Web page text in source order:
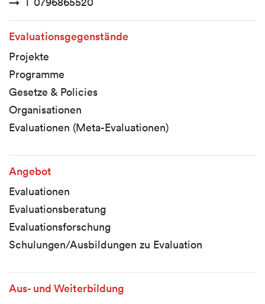
Evaluationsgegenstände
Projekte
Programme
Gesetze & Policies
Organisationen
Evaluationen (Meta-Evaluationen)
Angebot
Evaluationen
Evaluationsberatung
Evaluationsforschung
Schulungen/Ausbildungen zu Evaluation
Aus- und Weiterbildung